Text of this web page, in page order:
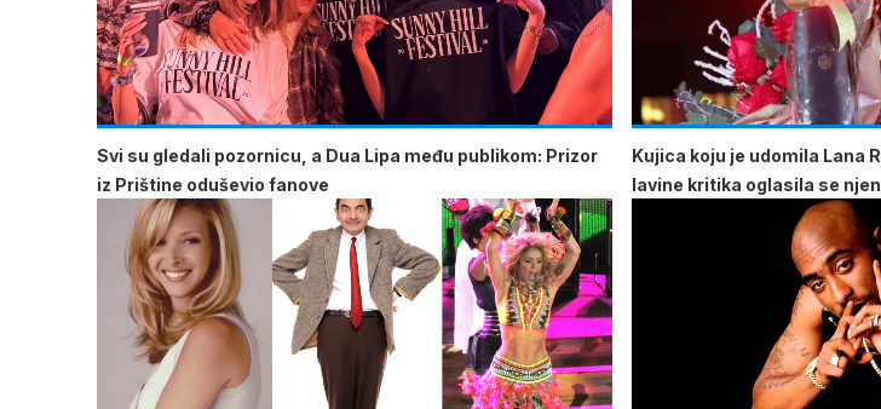
Svi su gledali pozornicu, a Dua Lipa među publikom: Prizor
iz Prištine oduševio fanove
Kujica koju je udomila Lana
lavine kritika oglasila se